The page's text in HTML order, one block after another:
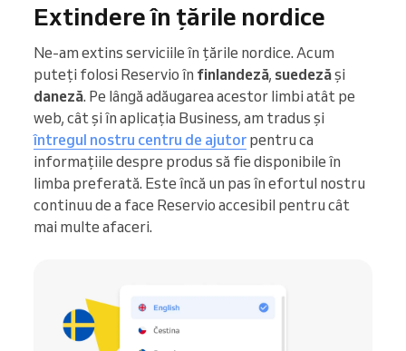
Extindere în țările nordice
Ne-am extins serviciile în țările nordice. Acum
puteți folosi Reservio în finlandeză, suedezăși
daneză. Pe lângă adăugarea acestor limbi atât pe
web, cât și în aplicația Business, am tradus și
întregul nostru centru de ajutor pentru ca
informațiile despre produs să fie disponibile în
limba preferată. Este încă un pas în efortul nostru
continuu de a face Reservio accesibil pentru cât
mai multe afaceri.